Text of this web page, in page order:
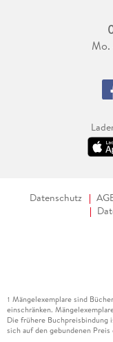
Datenschutz
1 Mängelexemplare sind
einschränken.
Die frühere Buchpreisbindung
sich auf den gebundenen